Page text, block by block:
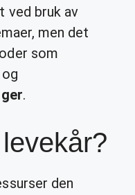
ved bruk av
men det
som
.
den